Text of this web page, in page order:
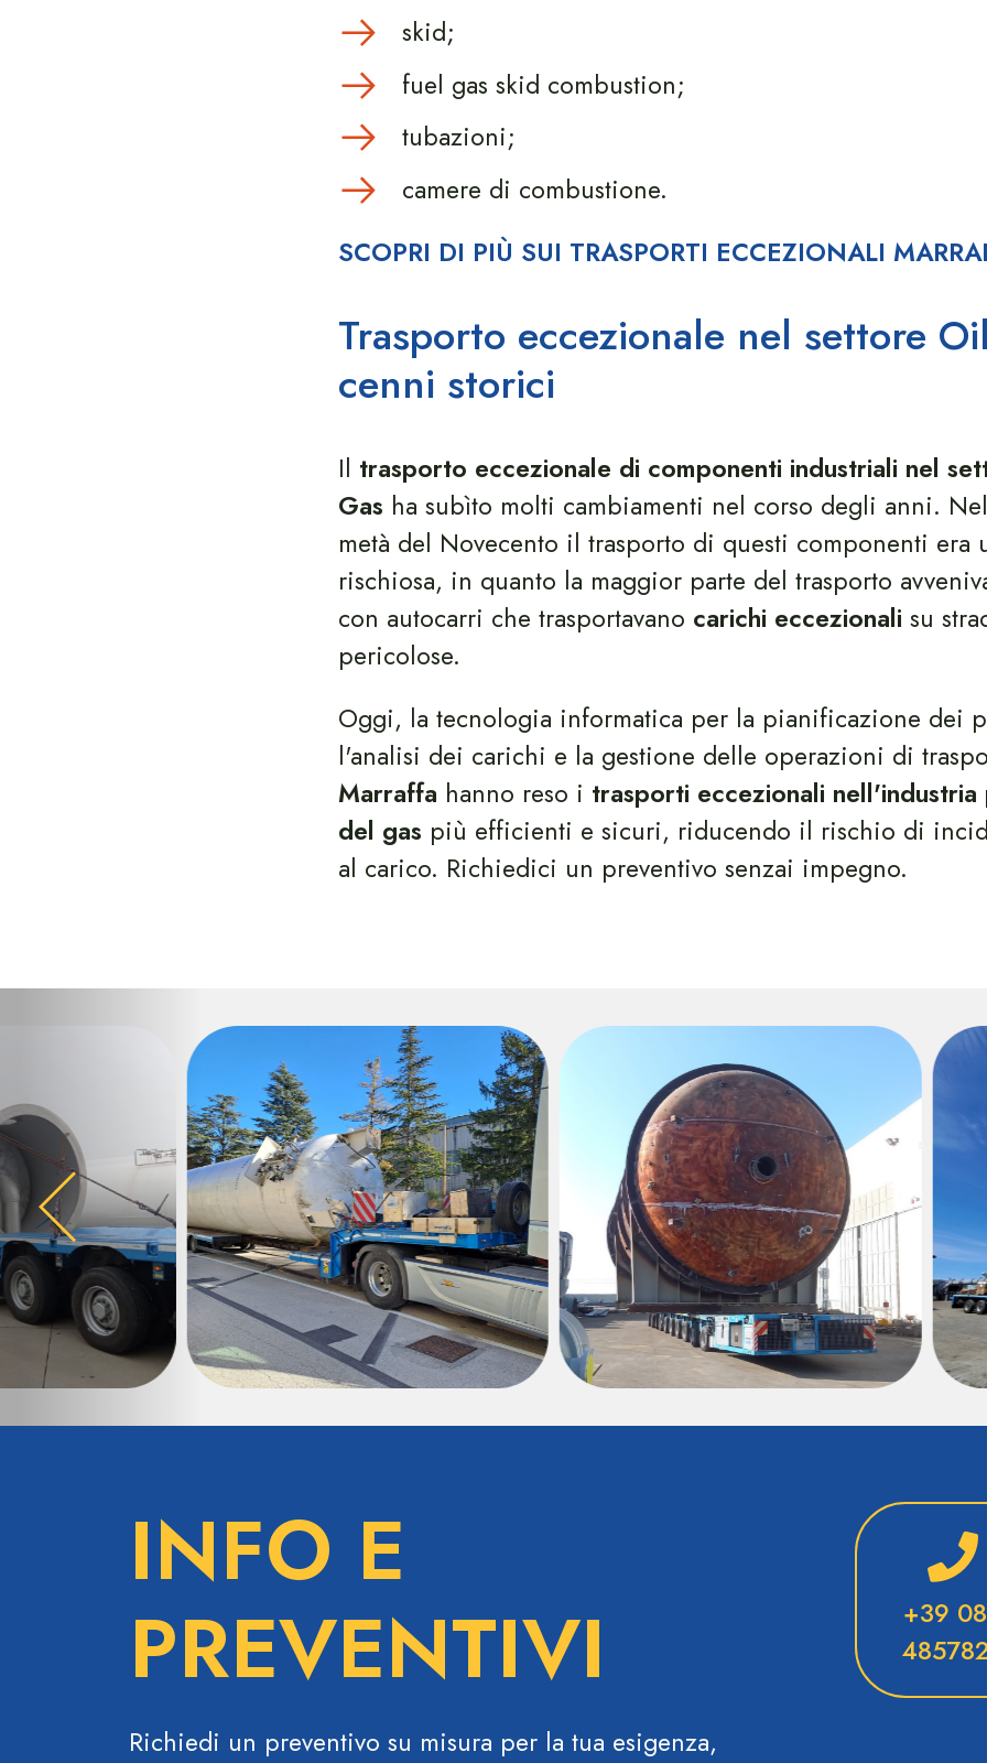
skid;
fuel gas skid combustion;
tubazioni;
camere di combustione.
SCOPRI DI PIÙ SUI TRASPORTI ECCEZIONALI
Trasporto eccezionale nel settore
cenni storici
Il trasporto eccezionale di componenti industriali nel
Gas ha subìto molti cambiamenti nel corso degli anni.
metà del Novecento il trasporto di questi componenti era
rischiosa, in quanto la maggior parte del trasporto
con autocarri che trasportavano carichi eccezionali su
pericolose.
Oggi, la tecnologia informatica per la pianificazione dei
l'analisi dei carichi e la gestione delle operazioni di
Marraffa hanno reso i trasporti eccezionali
del gas più efficienti e sicuri, riducendo il rischio di
al carico. Richiedici un preventivo senzai impegno.
INFO E
PREVENTIVI
Richiedi un preventivo su misura per la tua esigenza,
+39